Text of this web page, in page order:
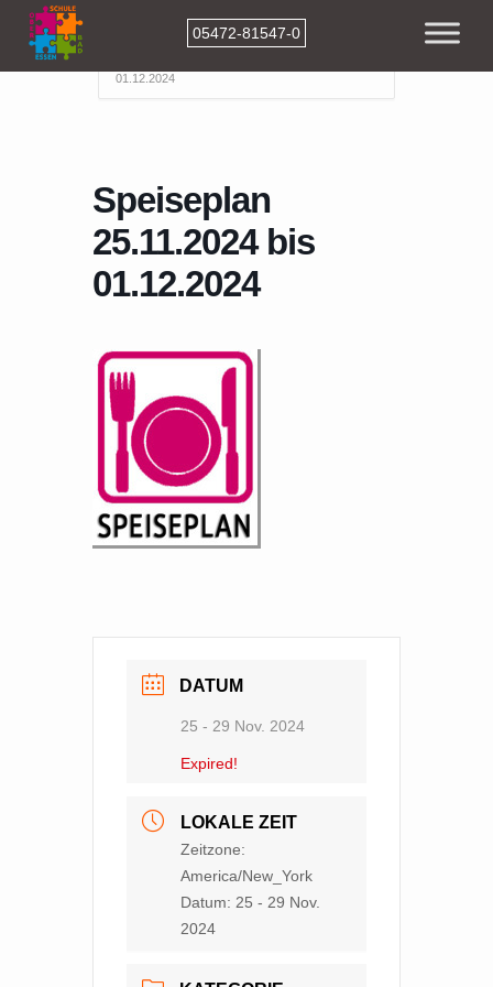
05472-81547-0
Events
Speiseplan 25.11.2024 bis
01.12.2024
Speiseplan
25.11.2024 bis
01.12.2024
DATUM
25 - 29 Nov. 2024
Expired!
LOKALE ZEIT
Zeitzone:
America/New_York
Datum: 25 - 29 Nov.
2024